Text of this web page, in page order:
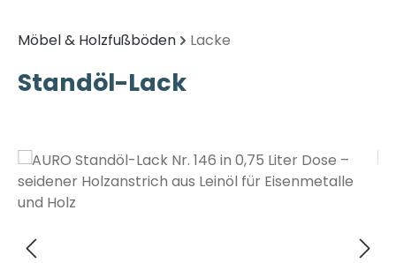
Möbel & Holzfußböden Lacke
Standöl-Lack
Bildergalerie überspringen